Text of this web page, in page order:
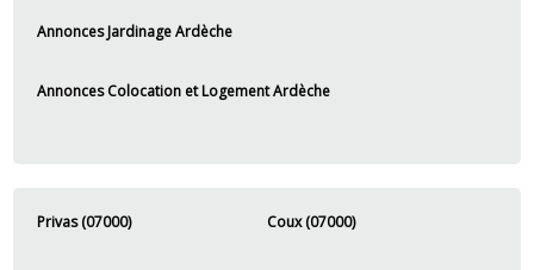
Annonces Jardinage Ardèche
Annonces Colocation et Logement Ardèche
Privas (07000) Coux (07000)